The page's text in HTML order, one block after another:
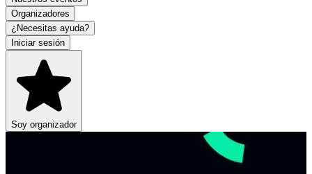
Organizadores
¿Necesitas ayuda?
Iniciar sesión
Soy organizador